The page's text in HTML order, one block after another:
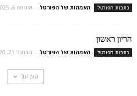
כתבות הפורטל האמהות של הפורטל - אוגוסט 6, 2025
הריון ראשון
כתבות הפורטל האמהות של הפורטל - נובמבר 21, 2020
טען עוד